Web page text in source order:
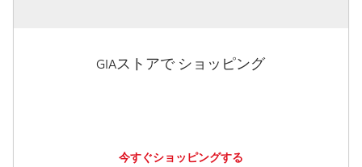
GIAストアで ショッピング
今すぐショッピングする